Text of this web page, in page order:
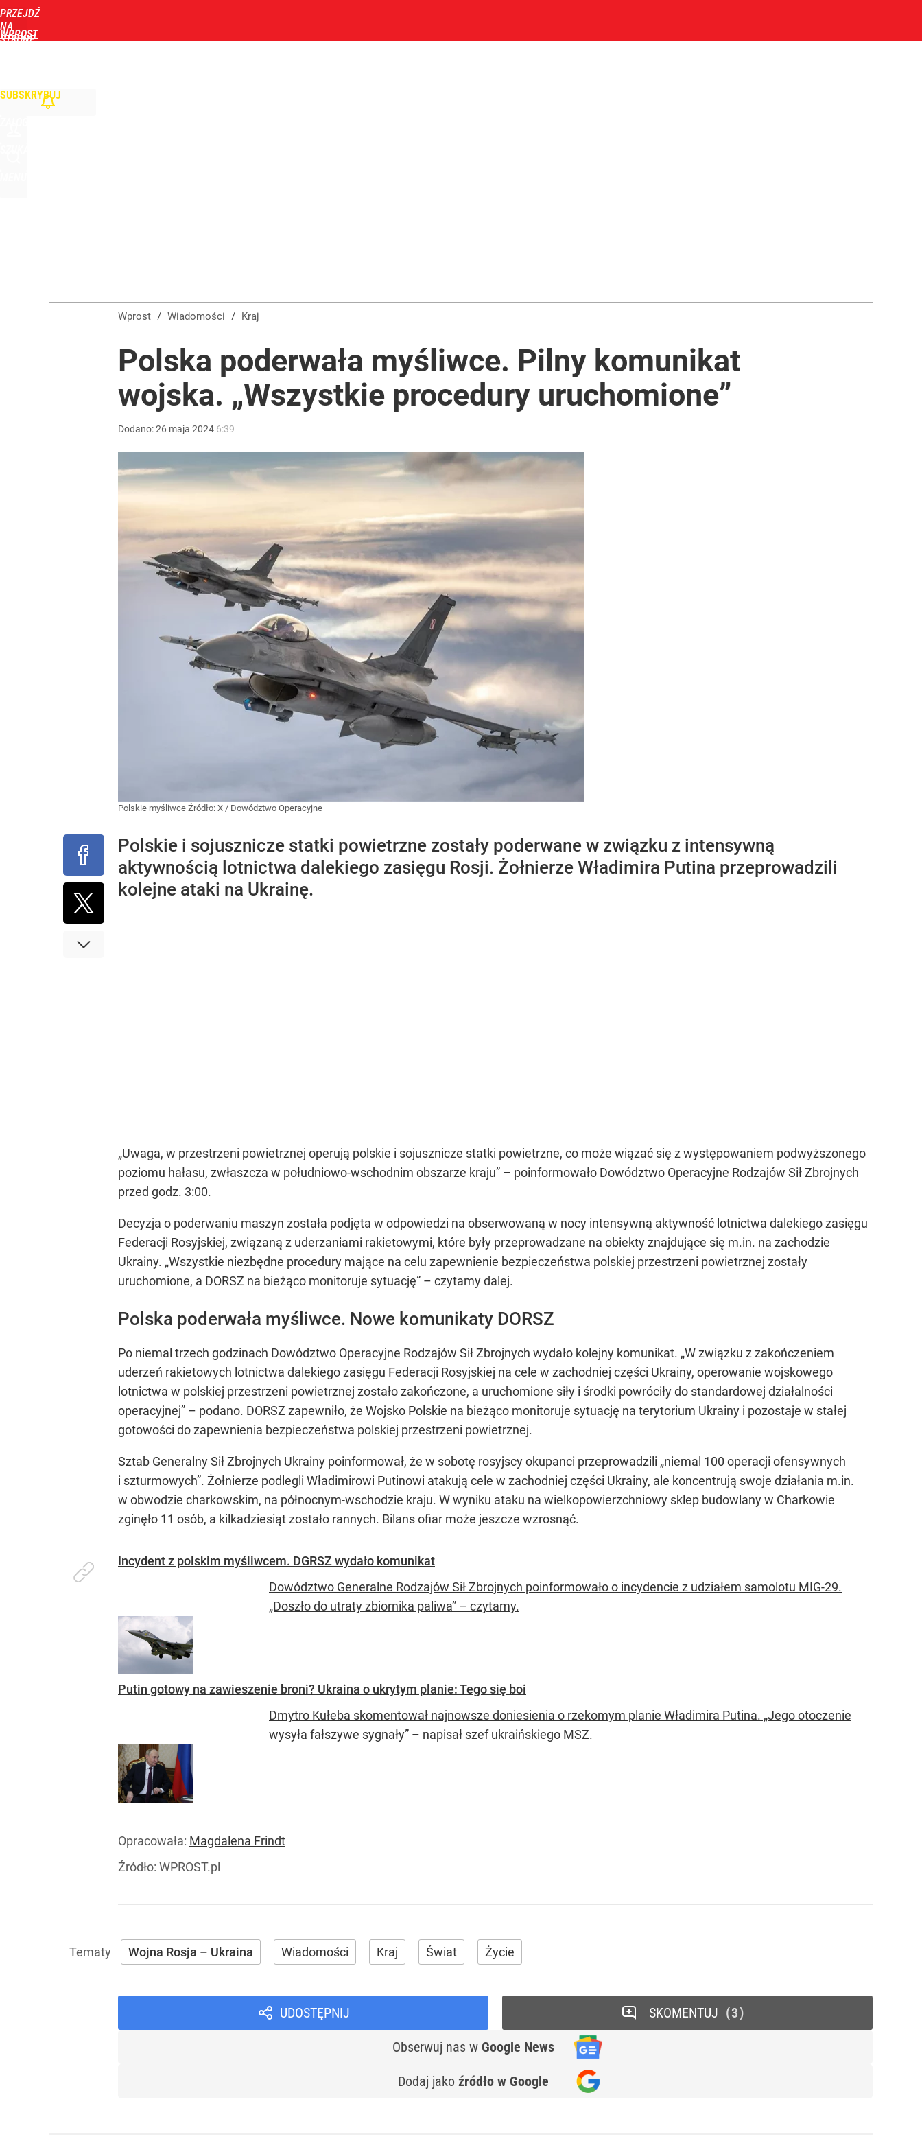
PRZEJDŹ
NA
STRONĘ
WPROST
SUBSKRYBUJ
Wprost / Wiadomości / Kraj
Polska poderwała myśliwce. Pilny komunikat
wojska. „Wszystkie procedury uruchomione”
Dodano:26 maja 2024 6:39
Polskie myśliwce Źródło: X / Dowództwo Operacyjne
Polskie i sojusznicze statki powietrzne zostały poderwane w związku z intensywną
aktywnością lotnictwa dalekiego zasięgu Rosji. Żołnierze Władimira Putina przeprowadzili
kolejne ataki na Ukrainę.
„Uwaga, w przestrzeni powietrznej operują polskie i sojusznicze statki powietrzne, co może wiązać się z występowaniem podwyższonego
poziomu hałasu, zwłaszcza w południowo-wschodnim obszarze kraju” – poinformowało Dowództwo Operacyjne Rodzajów Sił Zbrojnych
przed godz. 3:00.
Decyzja o poderwaniu maszyn została podjęta w odpowiedzi na obserwowaną w nocy intensywną aktywność lotnictwa dalekiego zasięgu
Federacji Rosyjskiej, związaną z uderzaniami rakietowymi, które były przeprowadzane na obiekty znajdujące się m.in. na zachodzie
Ukrainy. „Wszystkie niezbędne procedury mające na celu zapewnienie bezpieczeństwa polskiej przestrzeni powietrznej zostały
uruchomione, a DORSZ na bieżąco monitoruje sytuację” – czytamy dalej.
Polska poderwała myśliwce. Nowe komunikaty DORSZ
Po niemal trzech godzinach Dowództwo Operacyjne Rodzajów Sił Zbrojnych wydało kolejny komunikat. „W związku z zakończeniem
uderzeń rakietowych lotnictwa dalekiego zasięgu Federacji Rosyjskiej na cele w zachodniej części Ukrainy, operowanie wojskowego
lotnictwa w polskiej przestrzeni powietrznej zostało zakończone, a uruchomione siły i środki powróciły do standardowej działalności
operacyjnej” – podano. DORSZ zapewniło, że Wojsko Polskie na bieżąco monitoruje sytuację na terytorium Ukrainy i pozostaje w stałej
gotowości do zapewnienia bezpieczeństwa polskiej przestrzeni powietrznej.
Sztab Generalny Sił Zbrojnych Ukrainy poinformował, że w sobotę rosyjscy okupanci przeprowadzili „niemal 100 operacji ofensywnych
i szturmowych”. Żołnierze podlegli Władimirowi Putinowi atakują cele w zachodniej części Ukrainy, ale koncentrują swoje działania m.in.
w obwodzie charkowskim, na północnym-wschodzie kraju. W wyniku ataku na wielkopowierzchniowy sklep budowlany w Charkowie
zginęło 11 osób, a kilkadziesiąt zostało rannych. Bilans ofiar może jeszcze wzrosnąć.
Incydent z polskim myśliwcem. DGRSZ wydało komunikat
Dowództwo Generalne Rodzajów Sił Zbrojnych poinformowało o incydencie z udziałem samolotu MIG-29.
„Doszło do utraty zbiornika paliwa” – czytamy.
Putin gotowy na zawieszenie broni? Ukraina o ukrytym planie: Tego się boi
Dmytro Kułeba skomentował najnowsze doniesienia o rzekomym planie Władimira Putina. „Jego otoczenie
wysyła fałszywe sygnały” – napisał szef ukraińskiego MSZ.
Opracowała: Magdalena Frindt
Źródło: WPROST.pl
Wojna Rosja – Ukraina Wiadomości Kraj Świat Życie
UDOSTĘPNIJ
Obserwuj nas w Google News
Dodaj jako źródło w Google
SKOMENTUJ 3